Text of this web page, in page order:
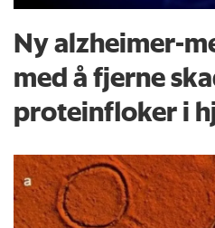
Ny alzheimer-
med å fjerne
proteinfloker i